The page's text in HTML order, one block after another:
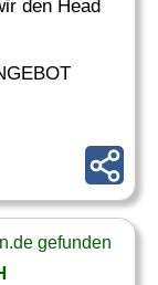
den Head
gefunden